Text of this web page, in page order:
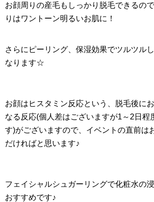
お顔周りの産毛もしっかり脱毛できるの
りはワントーン明るいお肌に！
さらにピーリング、保湿効果でツルツル
なります☆
お顔はヒスタミン反応という、脱毛後に
なる反応(個人差はございますが1～2日程
す)がございますので、イベントの直前は
だければと思います♪
フェイシャルシュガーリングで化粧水の
おすすめです♪